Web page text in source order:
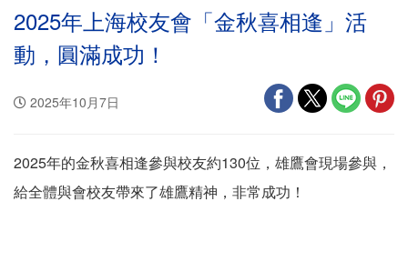
2025年上海校友會「金秋喜相逢」活
動，圓滿成功！
2025年10月7日
2025年的金秋喜相逢參與校友約130位，雄鷹會現場參與，
給全體與會校友帶來了雄鷹精神，非常成功！